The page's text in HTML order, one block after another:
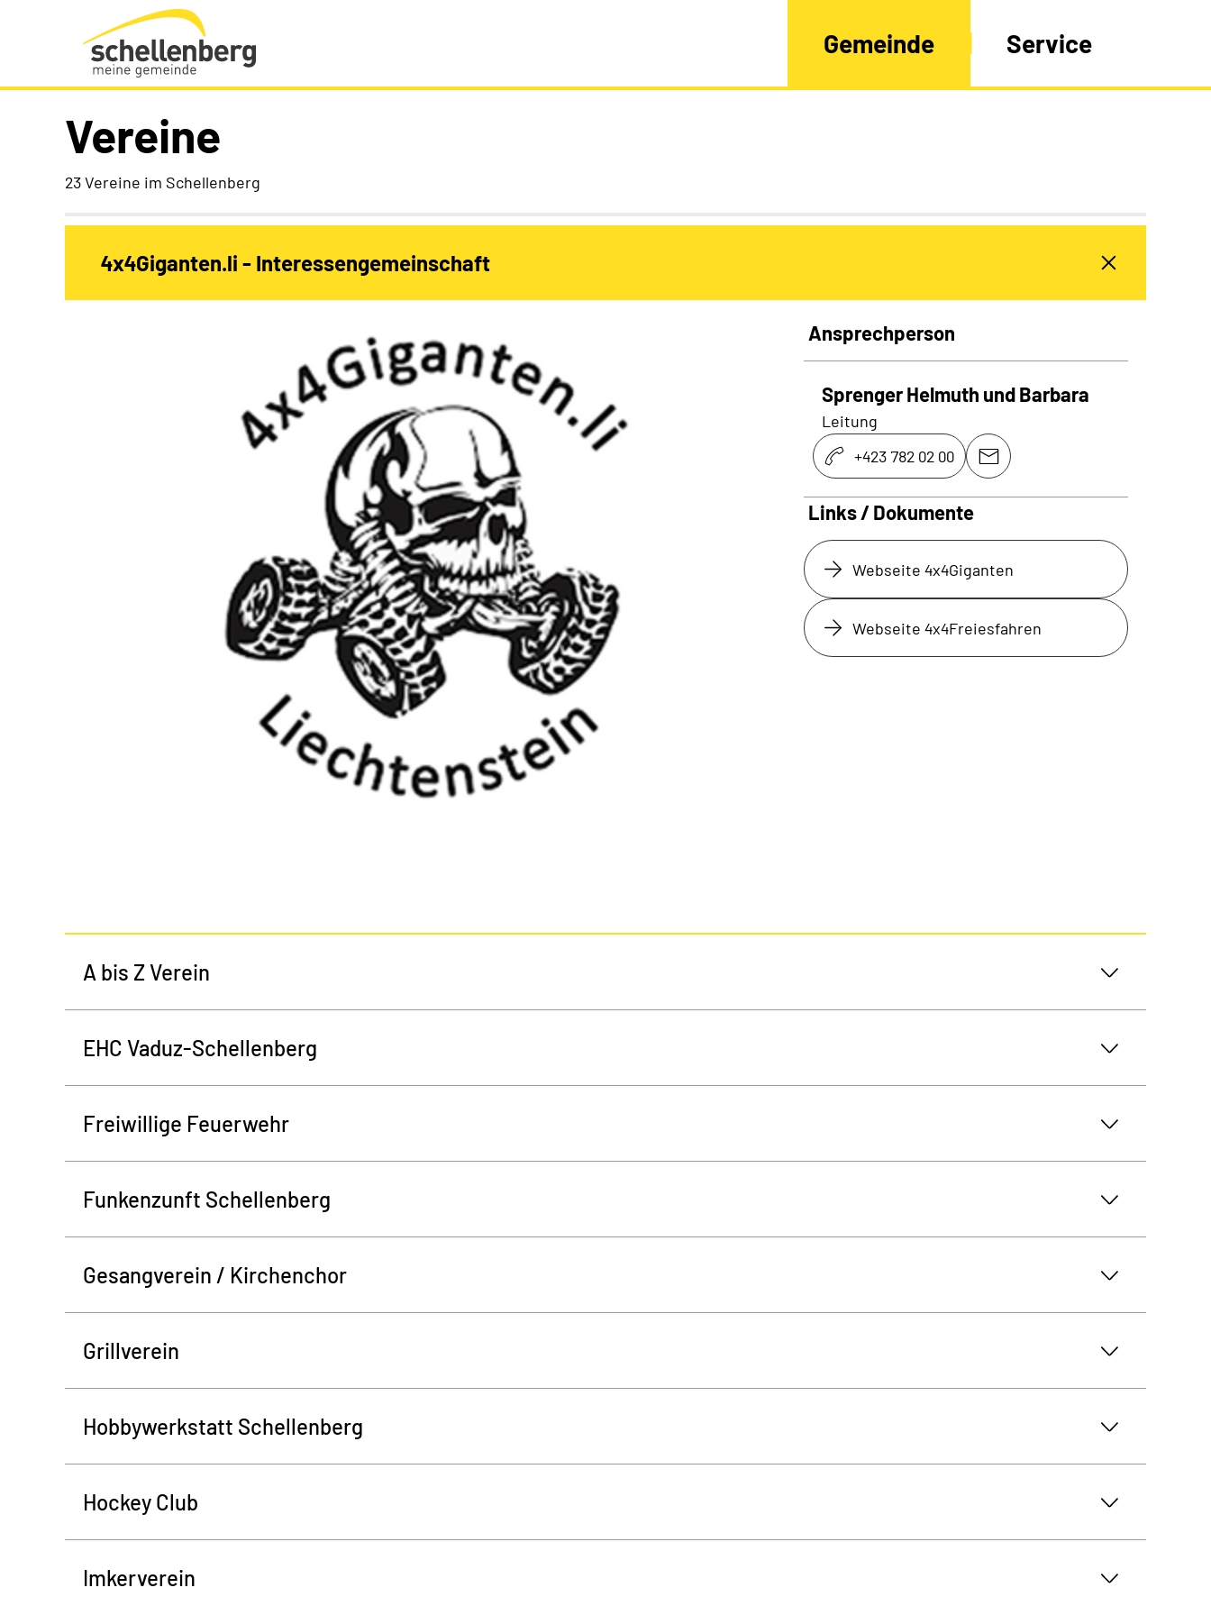
Gemeinde Schellenberg Startseite
Gemeinde Service
Vereine
23 Vereine im Schellenberg
4x4Giganten.li - Interessengemeinschaft
Ansprechperson
Sprenger Helmuth und Barbara
Leitung
+423 782 02 00
Links / Dokumente
Webseite 4x4Giganten
Webseite 4x4Freiesfahren
A bis Z Verein
EHC Vaduz-Schellenberg
Freiwillige Feuerwehr
Funkenzunft Schellenberg
Gesangverein / Kirchenchor
Grillverein
Hobbywerkstatt Schellenberg
Hockey Club
Imkerverein